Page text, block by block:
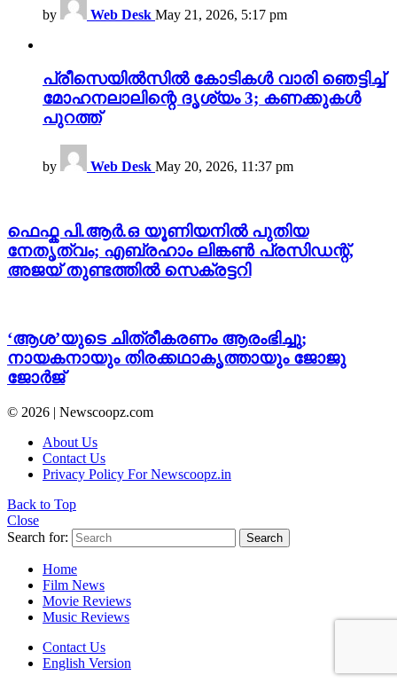
by Web Desk May 21, 2026, 5:17 pm
പ്രീസെയിൽസിൽ കോടികൾ വാരി ഞെട്ടിച്ച്
മോഹനലാലിന്റെ ദൃശ്യം 3; കണക്കുകൾ
പുറത്ത്
by Web Desk May 20, 2026, 11:37 pm
ഫെഫ്ക പി.ആർ.ഒ യൂണിയനിൽ പുതിയ
നേതൃത്വം; എബ്രഹാം ലിങ്കൺ പ്രസിഡന്റ്,
അജയ് തുണ്ടത്തിൽ സെക്രട്ടറി
‘ആശ’യുടെ ചിത്രീകരണം ആരംഭിച്ചു;
നായകനായും തിരക്കഥാകൃത്തായും ജോജു
ജോർജ്
© 2026 | Newscoopz.com
About Us
Contact Us
Privacy Policy For Newscoopz.in
Back to Top
Close
Search for:
Search
Home
Film News
Movie Reviews
Music Reviews
Contact Us
English Version